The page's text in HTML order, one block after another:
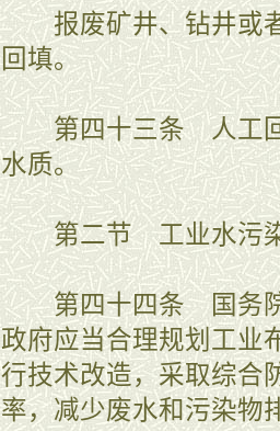
报废矿井、钻井或者
回填。
第四十三条 人工回
水质。
第二节 工业水污
第四十四条 国务院
政府应当合理规划工业
行技术改造，采取综合
率，减少废水和污染物